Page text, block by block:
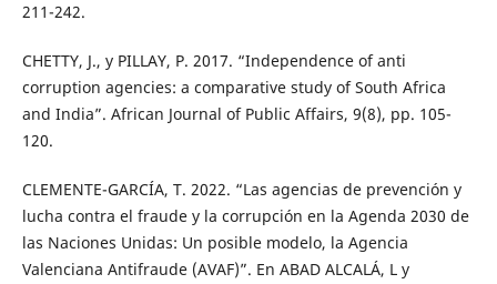
211-242.
CHETTY, J., y PILLAY, P. 2017. “Independence of anti
corruption agencies: a comparative study of South Africa
and India”. African Journal of Public Affairs, 9(8), pp. 105-
120.
CLEMENTE-GARCÍA, T. 2022. “Las agencias de prevención y
lucha contra el fraude y la corrupción en la Agenda 2030 de
las Naciones Unidas: Un posible modelo, la Agencia
Valenciana Antifraude (AVAF)”. En ABAD ALCALÁ, L y